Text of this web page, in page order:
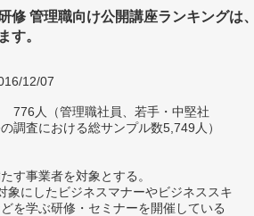
修 管理職向け公開講座ランキングは
す。
12/07
776人（管理職社員、若手・中堅社
調査における総サンプル数5,749人）
す事業者を対象とする。
象にしたビジネスマナーやビジネススキ
を学ぶ研修・セミナーを開催している